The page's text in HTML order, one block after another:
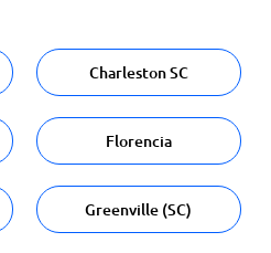
Charleston SC
Florencia
Greenville (SC)